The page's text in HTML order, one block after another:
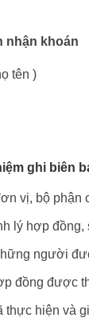
nhận khoán
tên )
ghi biên
vị, bộ
lý hợp đồng,
người
đồng được
thực hiện và